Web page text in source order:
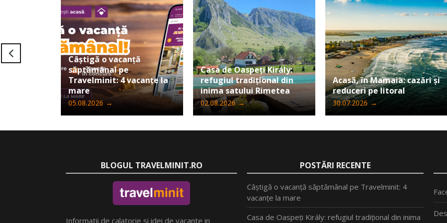
Câștigă o vacanță
săptămânal pe
Travelminit: 4 vacanțe la
mare
05.08.2026 →
Casa de Oaspeți Király:
refugiul tradițional din
inima satului Rimetea
02.08.2026 →
Acasă, în Mamaia: cazări și
reduceri pe litoral
30.07.2026 →
BLOGUL TRAVELMINIT.RO
Informatii de calatorie si idei de vacante in
POSTĂRI RECENTE
Câștigă o vacanță săptămânal pe Travelminit: 4
vacanțe la mare
Casa de Oaspeți Király: refugiul tradițional din inima